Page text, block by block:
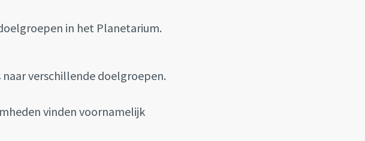
in het Planetarium.
verschillende doelgroepen.
vinden voornamelijk